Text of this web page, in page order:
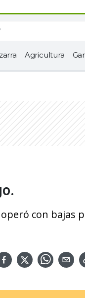
Agricultura
con bajas